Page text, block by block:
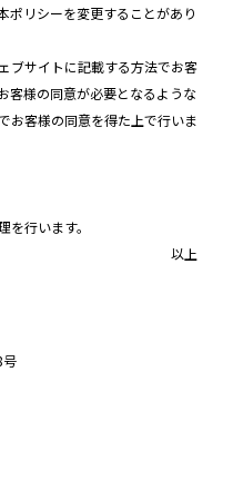
ポリシーを変更することがあり
ブサイトに記載する方法でお客
客様の同意が必要となるような
お客様の同意を得た上で行いま
を行います。
以上
号